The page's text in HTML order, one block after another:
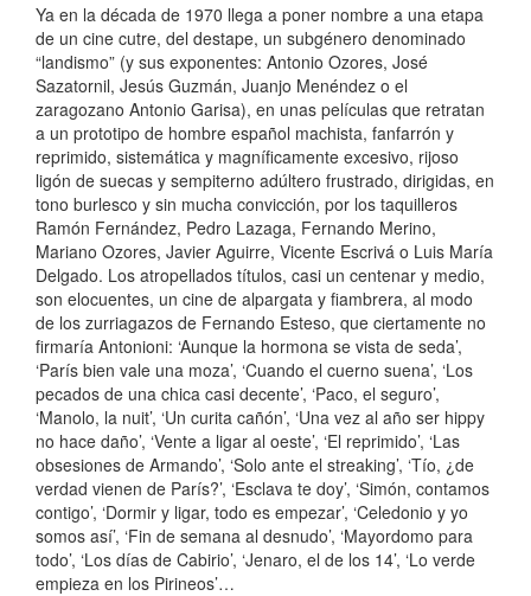
Ya en la década de 1970 llega a poner nombre a una etapa
de un cine cutre, del destape, un subgénero denominado
“landismo” (y sus exponentes: Antonio Ozores, José
Sazatornil, Jesús Guzmán, Juanjo Menéndez o el
zaragozano Antonio Garisa), en unas películas que retratan
a un prototipo de hombre español machista, fanfarrón y
reprimido, sistemática y magníficamente excesivo, rijoso
ligón de suecas y sempiterno adúltero frustrado, dirigidas, en
tono burlesco y sin mucha convicción, por los taquilleros
Ramón Fernández, Pedro Lazaga, Fernando Merino,
Mariano Ozores, Javier Aguirre, Vicente Escrivá o Luis María
Delgado. Los atropellados títulos, casi un centenar y medio,
son elocuentes, un cine de alpargata y fiambrera, al modo
de los zurriagazos de Fernando Esteso, que ciertamente no
firmaría Antonioni: ‘Aunque la hormona se vista de seda’,
‘París bien vale una moza’, ‘Cuando el cuerno suena’, ‘Los
pecados de una chica casi decente’, ‘Paco, el seguro’,
‘Manolo, la nuit’, ‘Un curita cañón’, ‘Una vez al año ser hippy
no hace daño’, ‘Vente a ligar al oeste’, ‘El reprimido’, ‘Las
obsesiones de Armando’, ‘Solo ante el streaking’, ‘Tío, ¿de
verdad vienen de París?’, ‘Esclava te doy’, ‘Simón, contamos
contigo’, ‘Dormir y ligar, todo es empezar’, ‘Celedonio y yo
somos así’, ‘Fin de semana al desnudo’, ‘Mayordomo para
todo’, ‘Los días de Cabirio’, ‘Jenaro, el de los 14’, ‘Lo verde
empieza en los Pirineos’…